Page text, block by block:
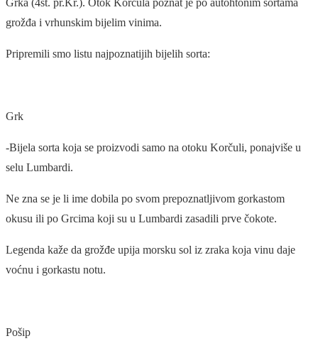
grožđa i vrhunskim bijelim vinima.
Pripremili smo listu najpoznatijih bijelih sorta:
Grk
-Bijela sorta koja se proizvodi samo na otoku Korčuli, ponajviše u
selu Lumbardi.
Ne zna se je li ime dobila po svom prepoznatljivom gorkastom
okusu ili po Grcima koji su u Lumbardi zasadili prve čokote.
Legenda kaže da grožđe upija morsku sol iz zraka koja vinu daje
voćnu i gorkastu notu.
Pošip